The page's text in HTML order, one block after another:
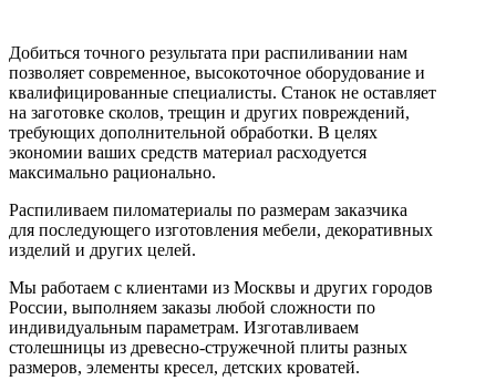
Добиться точного результата при распиливании нам
позволяет современное, высокоточное оборудование и
квалифицированные специалисты. Станок не оставляет
на заготовке сколов, трещин и других повреждений,
требующих дополнительной обработки. В целях
экономии ваших средств материал расходуется
максимально рационально.
Распиливаем пиломатериалы по размерам заказчика
для последующего изготовления мебели, декоративных
изделий и других целей.
Мы работаем с клиентами из Москвы и других городов
России, выполняем заказы любой сложности по
индивидуальным параметрам. Изготавливаем
столешницы из древесно-стружечной плиты разных
размеров, элементы кресел, детских кроватей.